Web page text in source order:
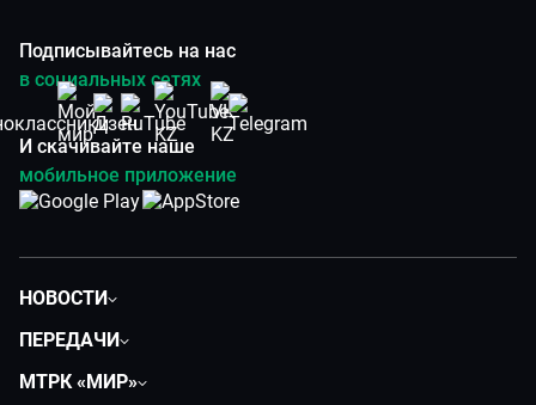
Подписывайтесь на нас
в социальных сетях
И скачивайте наше
мобильное приложение
НОВОСТИ
Экономика
ПЕРЕДАЧИ
МТРК «МИР»